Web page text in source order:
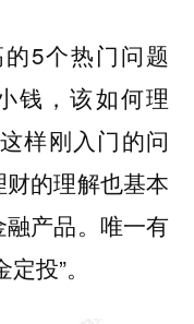
5个热门问题
钱，该如何理
样刚入门的问
的理解也基本
产品。唯一有
投”。